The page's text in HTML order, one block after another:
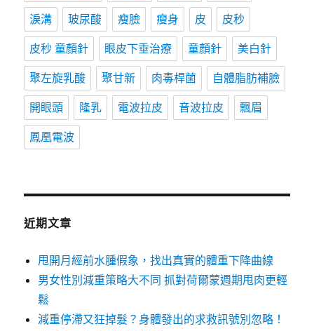
淚溝 玻尿酸 瘦臉 瘦身 皮 皮秒
皮秒 童顏針 眼皮下垂治療 童顏針 美白針
聚左旋乳酸 聚甘新 肉毒桿菌 自體脂肪補臉
開眼頭 隆乳 電波拉皮 音波拉皮 飄眉
鳳凰電波
近期文章
甩開月經前水腫假象，找出真實的體重下降曲線
男女性別減重策略大不同 抓對荷爾蒙週期甩肉更輕
鬆
減重停滯又狂掉髮？身體發出的求救訊號別忽略！